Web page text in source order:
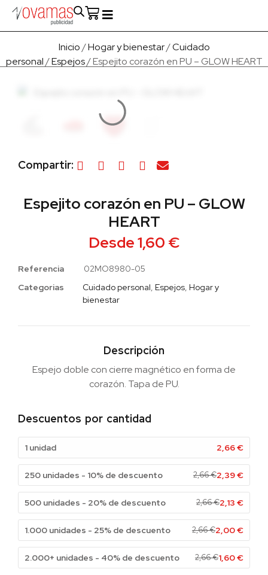
Inicio/Hogar y bienestar/Cuidado
personal/Espejos/ Espejito corazón en PU – GLOW HEART
Espejito corazón en PU – GLOW
HEART
Desde1,60 €
Referencia
02MO8980-05
Categorias
Cuidado personal, Espejos, Hogar y
bienestar
Descripción
Espejo doble con cierre magnético en forma de
corazón. Tapa de PU.
Descuentos por cantidad
1 unidad 2,66€
250 unidades - 10% de descuento 2,66€2,39€
500 unidades - 20% de descuento 2,66€2,13 €
1.000 unidades - 25% de descuento 2,66€2,00€
2.000+ unidades - 40% de descuento 2,66€1,60€
Compartir: